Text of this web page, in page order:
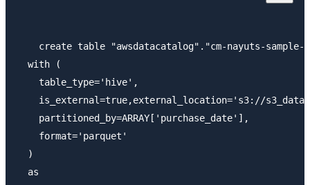
create table "awsdatacatalog"."cm-nayuts-
  with (
    table_type='hive',
is_external=true,external_location='s3://
    partitioned_by=ARRAY['purchase_date'],
    format='parquet'
  )
  as